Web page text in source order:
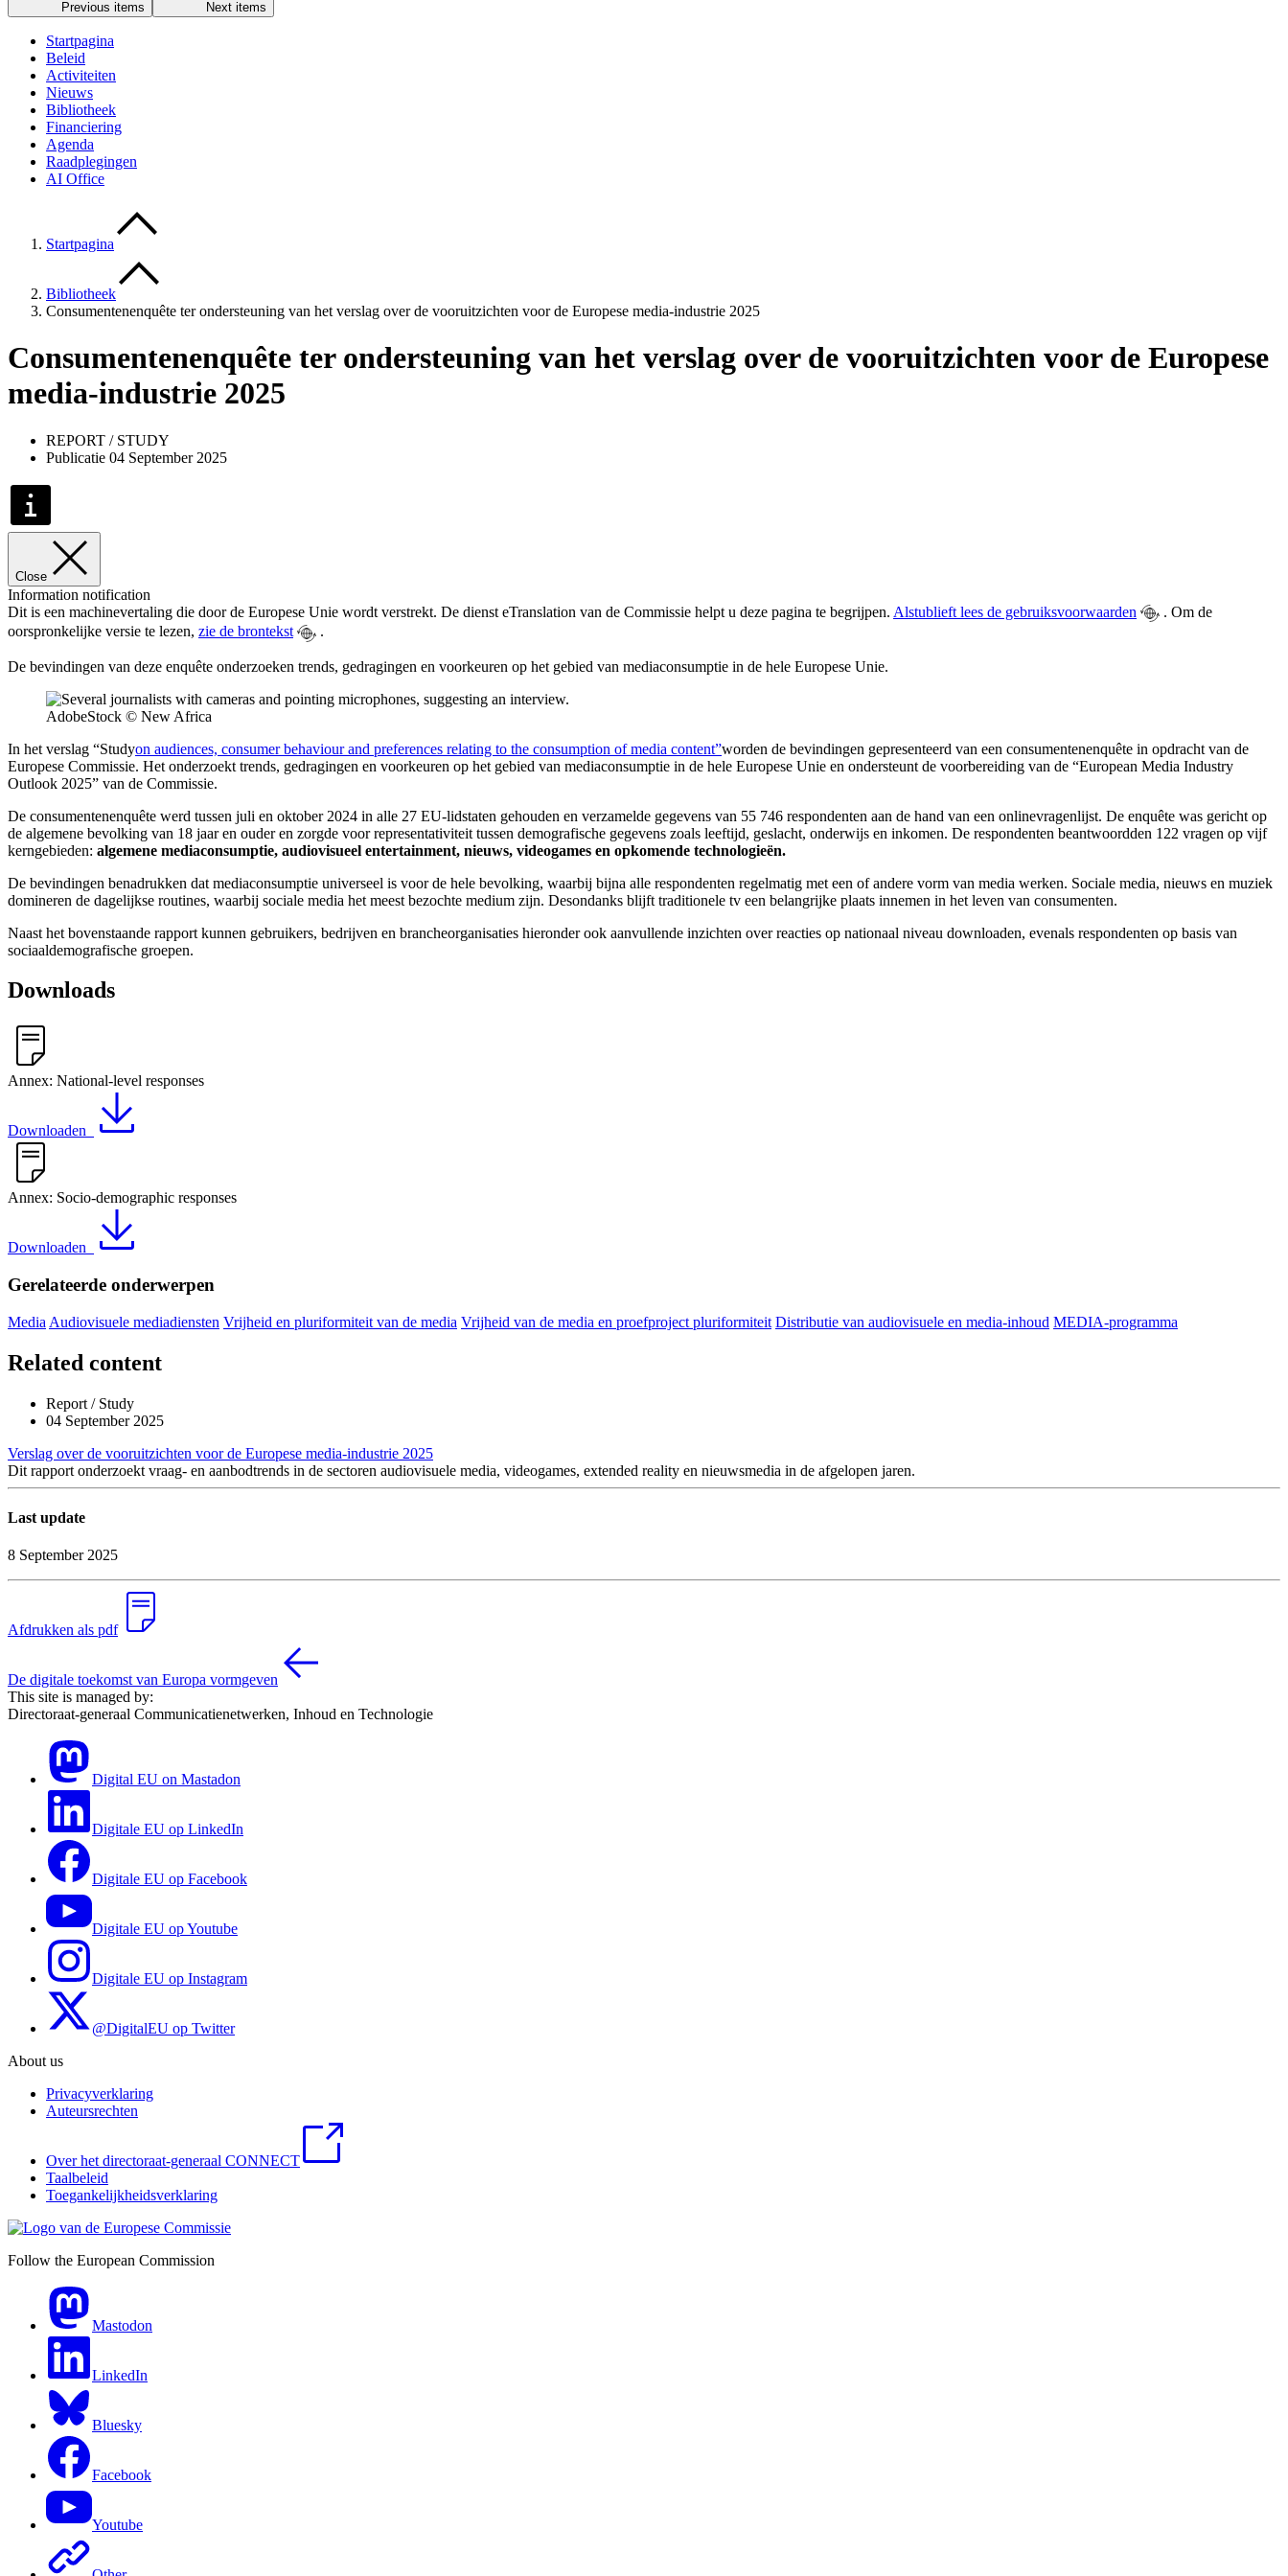
Previous items Next items
Startpagina
Beleid
Activiteiten
Nieuws
Bibliotheek
Financiering
Agenda
Raadplegingen
AI Office
Startpagina
Bibliotheek
Consumentenenquête ter ondersteuning van het verslag over de vooruitzichten voor de Europese media-industrie 2025
Consumentenenquête ter ondersteuning van het verslag over de vooruitzichten voor de Europese
media-industrie 2025
REPORT / STUDY
Publicatie 04 September 2025
Close
Information notification
Dit is een machinevertaling die door de Europese Unie wordt verstrekt. De dienst eTranslation van de Commissie helpt u deze pagina te begrijpen. Alstublieft lees de gebruiksvoorwaarden
. Om de
oorspronkelijke versie te lezen, zie de brontekst .
De bevindingen van deze enquête onderzoeken trends, gedragingen en voorkeuren op het gebied van mediaconsumptie in de hele Europese Unie.
AdobeStock © New Africa
In het verslag “Studyon audiences, consumer behaviour and preferences relating to the consumption of media content”worden de bevindingen gepresenteerd van een consumentenenquête in opdracht van de
Europese Commissie. Het onderzoekt trends, gedragingen en voorkeuren op het gebied van mediaconsumptie in de hele Europese Unie en ondersteunt de voorbereiding van de “European Media Industry
Outlook 2025” van de Commissie.
De consumentenenquête werd tussen juli en oktober 2024 in alle 27 EU-lidstaten gehouden en verzamelde gegevens van 55 746 respondenten aan de hand van een onlinevragenlijst. De enquête was gericht op
de algemene bevolking van 18 jaar en ouder en zorgde voor representativiteit tussen demografische gegevens zoals leeftijd, geslacht, onderwijs en inkomen. De respondenten beantwoordden 122 vragen op vijf
kerngebieden: algemene mediaconsumptie, audiovisueel entertainment, nieuws, videogames en opkomende technologieën.
De bevindingen benadrukken dat mediaconsumptie universeel is voor de hele bevolking, waarbij bijna alle respondenten regelmatig met een of andere vorm van media werken. Sociale media, nieuws en muziek
domineren de dagelijkse routines, waarbij sociale media het meest bezochte medium zijn. Desondanks blijft traditionele tv een belangrijke plaats innemen in het leven van consumenten.
Naast het bovenstaande rapport kunnen gebruikers, bedrijven en brancheorganisaties hieronder ook aanvullende inzichten over reacties op nationaal niveau downloaden, evenals respondenten op basis van
sociaaldemografische groepen.
Downloads
Annex: National-level responses
Downloaden
Annex: Socio-demographic responses
Downloaden
Gerelateerde onderwerpen
Media Audiovisuele mediadiensten Vrijheid en pluriformiteit van de media Vrijheid van de media en proefproject pluriformiteit Distributie van audiovisuele en media-inhoud MEDIA-programma
Related content
Report / Study
04 September 2025
Verslag over de vooruitzichten voor de Europese media-industrie 2025
Dit rapport onderzoekt vraag- en aanbodtrends in de sectoren audiovisuele media, videogames, extended reality en nieuwsmedia in de afgelopen jaren.
Last update
8 September 2025
Afdrukken als pdf
De digitale toekomst van Europa vormgeven
This site is managed by:
Directoraat-generaal Communicatienetwerken, Inhoud en Technologie
Digital EU on Mastadon
Digitale EU op LinkedIn
Digitale EU op Facebook
Digitale EU op Youtube
Digitale EU op Instagram
@DigitalEU op Twitter
About us
Privacyverklaring
Auteursrechten
Over het directoraat-generaal CONNECT
Taalbeleid
Toegankelijkheidsverklaring
Follow the European Commission
Mastodon
LinkedIn
Bluesky
Facebook
Youtube